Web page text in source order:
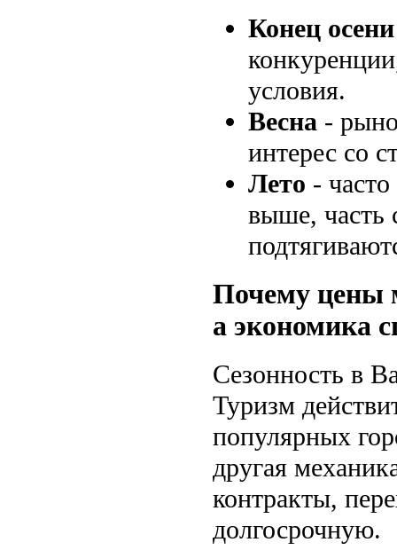
Конец
условия.
Весна -
интерес со
Лето -
выше, часть
Почему цены
а экономика
Сезонность в
Туризм
популярных
другая
контракты,
долгосрочную.